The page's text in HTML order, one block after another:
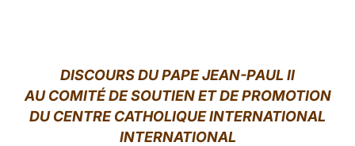
中文
LATINE
DISCOURS DU PAPE JEAN-PAUL II
AU COMITÉ DE SOUTIEN ET DE PROMOTION
DU CENTRE CATHOLIQUE INTERNATIONAL
INTERNATIONAL